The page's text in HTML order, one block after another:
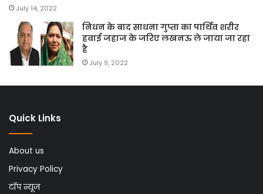
July 14, 2022
निधन के बाद साधना गुप्ता का पार्थिव शरीर
हवाई जहाज के जरिए लखनऊ ले जाया जा रहा
है
July 9, 2022
Quick Links
About us
Privacy Policy
टॉप न्यूज